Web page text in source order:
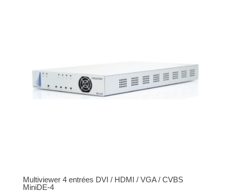
Multiviewer 4 entrées DVI / HDMI / VGA / CVBS
MiniDE-4